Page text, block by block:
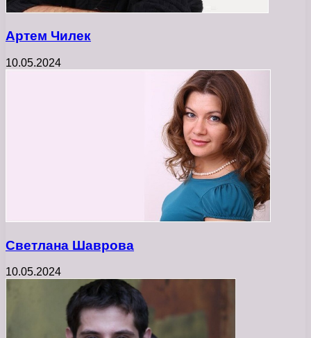
Артем Чилек
10.05.2024
Светлана Шаврова
10.05.2024